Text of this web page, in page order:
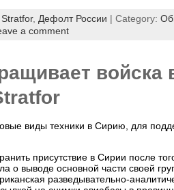
Stratfor, Дефолт России | Category:
a comment
войска
виды техники в Сирию, для
присутствие в Сирии после
о выводе основной части своей
разведывательно-